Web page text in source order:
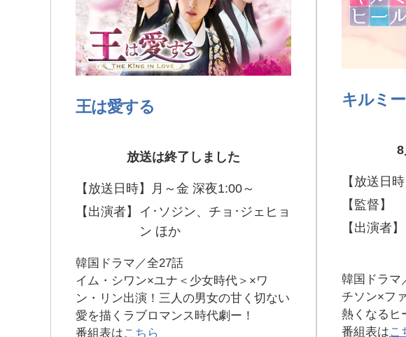
王は愛する
放送は終了しました
【放送日時】
月～金 深夜1:00～
【出演者】
イ･ソジン、チョ･ジェヒョ
ン ほか
韓国ドラマ／全27話
イム・シワン×ユナ＜少女時代＞×ワ
ン・リン出演！三人の男女の甘く切ない
愛を描くラブロマンス時代劇ー！
番組表はこちら
キルミ
【放送日時
【監督】
【出演者】
韓国ドラマ
チソン×フ
熱くなるヒ
番組表はこ